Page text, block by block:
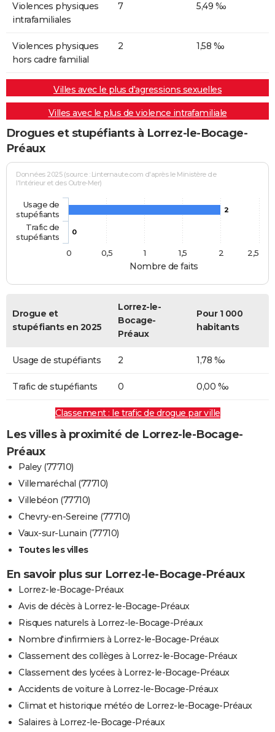
Violences physiques
intrafamiliales
7 5,49 ‰
Violences physiques
hors cadre familial
2 1,58 ‰
Villes avec le plus d'agressions sexuelles
Villes avec le plus de violence intrafamiliale
Drogues et stupéfiants à Lorrez-le-Bocage-
Préaux
Nombre de faits
Données 2025 (source : Linternaute.com d'après le Ministère de
l'Intérieur et des Outre-Mer)
2
0
Usage de
stupéfiants
Trafic de
stupéfiants
0
0,5 1 1,5 2 2,5
Drogue et
stupéfiants en 2025
Lorrez-le-
Bocage-
Préaux
Pour 1 000
habitants
Usage de stupéfiants 2 1,78 ‰
Trafic de stupéfiants 0 0,00 ‰
Classement : le trafic de drogue par ville
Les villes à proximité de Lorrez-le-Bocage-
Préaux
Paley (77710)
Villemaréchal (77710)
Villebéon (77710)
Chevry-en-Sereine (77710)
Vaux-sur-Lunain (77710)
Toutes les villes
En savoir plus sur Lorrez-le-Bocage-Préaux
Lorrez-le-Bocage-Préaux
Avis de décès à Lorrez-le-Bocage-Préaux
Risques naturels à Lorrez-le-Bocage-Préaux
Nombre d'infirmiers à Lorrez-le-Bocage-Préaux
Classement des collèges à Lorrez-le-Bocage-Préaux
Classement des lycées à Lorrez-le-Bocage-Préaux
Accidents de voiture à Lorrez-le-Bocage-Préaux
Climat et historique météo de Lorrez-le-Bocage-Préaux
Salaires à Lorrez-le-Bocage-Préaux